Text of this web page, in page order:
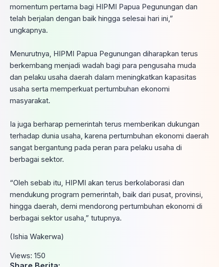
momentum pertama bagi HIPMI Papua Pegunungan dan
telah berjalan dengan baik hingga selesai hari ini,”
ungkapnya.
‎Menurutnya, HIPMI Papua Pegunungan diharapkan terus
berkembang menjadi wadah bagi para pengusaha muda
dan pelaku usaha daerah dalam meningkatkan kapasitas
usaha serta memperkuat pertumbuhan ekonomi
masyarakat.
‎Ia juga berharap pemerintah terus memberikan dukungan
terhadap dunia usaha, karena pertumbuhan ekonomi daerah
sangat bergantung pada peran para pelaku usaha di
berbagai sektor.
‎“Oleh sebab itu, HIPMI akan terus berkolaborasi dan
mendukung program pemerintah, baik dari pusat, provinsi,
hingga daerah, demi mendorong pertumbuhan ekonomi di
berbagai sektor usaha,” tutupnya.
(Ishia Wakerwa)
Views: 150